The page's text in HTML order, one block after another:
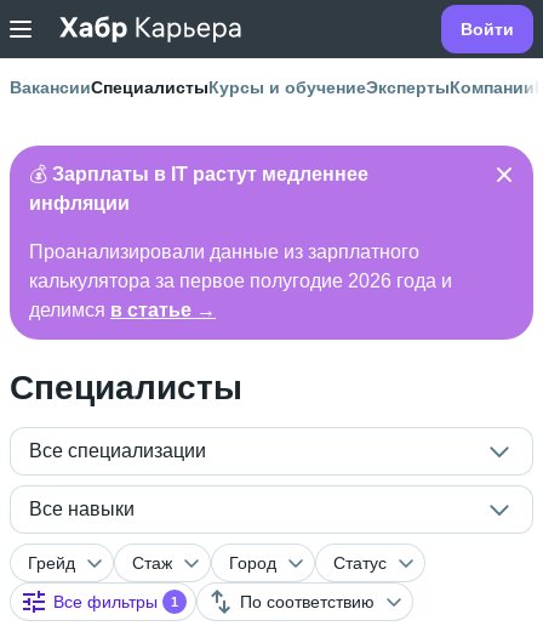
Войти
ВакансииСпециалистыКурсы и обучениеЭкспертыКомпании
💰 Зарплаты в IT растут медленнее
инфляции
Проанализировали данные из зарплатного
калькулятора за первое полугодие 2026 года и
делимся в статье →
Специалисты
Все специализации
Все навыки
Грейд Стаж Город
Статус
Все фильтры
1 По соответствию